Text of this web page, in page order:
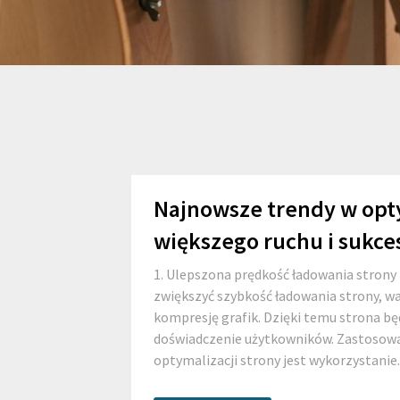
Najnowsze trendy w
większego ruchu i
1. Ulepszona prędkość ładowania
zwiększyć szybkość ładowania strony,
kompresję grafik. Dzięki temu strona
doświadczenie użytkowników.
optymalizacji strony jest